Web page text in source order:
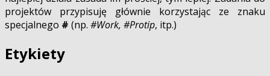
projektów przypisuję głównie korzystając ze znaku
specjalnego # (np. #Work, #Protip, itp.)
Etykiety